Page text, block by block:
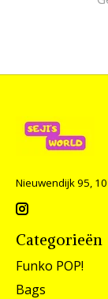
Nieuwendijk 95,
Categorieën
Funko POP!
Bags